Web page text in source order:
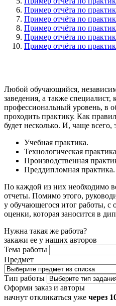
Пример отчёта по
Пример отчёта по
Пример отчёта по
Пример отчёта по
Пример отчёта по
Любой обучающийся,
заведения, а также
профессиональный уровень, в
проходить практику. Как
будет несколько. И, чаще
Учебная практика.
Технологическая
Производственная
Преддипломная практика.
По каждой из них необходимо
отчеты. Помимо этого,
у обучающегося итог работы, с
оценки, которая заносится в
Нужна такая же работа?
закажи ее у наших авторов
Тема работы
Предмет
Тип работы
Оформи заказ и авторы
начнут откликаться уже через